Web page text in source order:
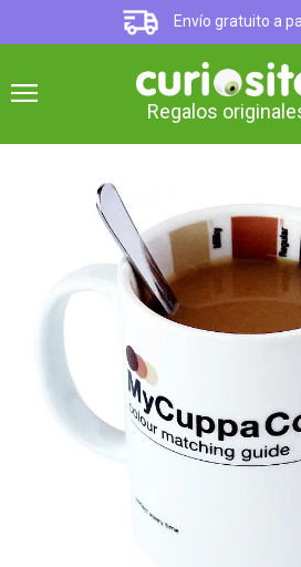
Envío gratuito a
Regalos